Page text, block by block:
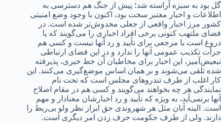
گل بود به سبزه آراسته شد؛ پیش از جنگ هم دسترسی به
اطلاعات و اخبار معتبر سخت بود، اکنون با وجود وضع امنیتی
کشور مرز اخبار واقعی از جعلی مخدوش‌تر شده است. در
فضای ملتهب کنونی برخی افراد اخباری را می‌گویند که یا
دروغ است یا مرجعی برای تأیید و رد آنها نیست و کسی هم
جرأت تکذیب عمومی آنها را ندارد و در این فضای ارتباطی
تبعیض‌آمیز، این اخبار برای مخاطبان آن خط خبری، پذیرفته
شده تلقی می‌شوند و بر همان اساس موضع‌گیری می‌کنند. این
کار اغلب از طرف تندروهای مجلس است که تحت نام
نمایندگی هر چه بخواهند می‌گویند و کسی هم در مقام اصلاح
آنها برنمی‌آید، به ویژه که تأیید و رد اخبارشان معنادار و مهم
است. البته آنان مثل هر شهروندی حق ابراز نظر ولو بی‌ربط را
دارند. ولی از طرف حکومت حرف زدن امر دیگری است.